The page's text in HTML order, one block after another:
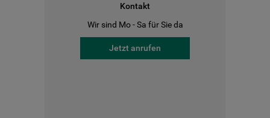
Kontakt
Wir sind Mo - Sa für Sie da
Jetzt anrufen